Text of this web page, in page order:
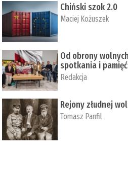
Chiński szok 2.0
Maciej Kożuszek
Od obrony
spotkania i
Redakcja
Rejony złudnej
Tomasz Panfil